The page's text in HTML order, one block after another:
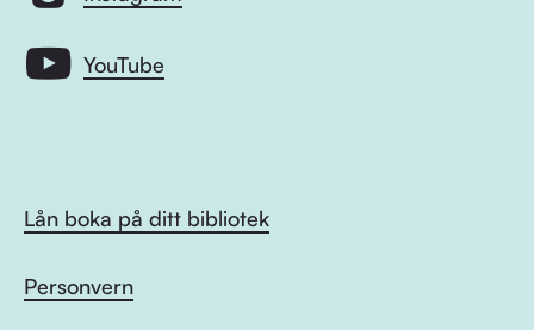
YouTube
Lån boka på ditt bibliotek
Personvern